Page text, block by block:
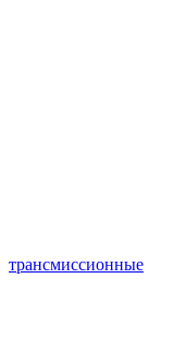
трансмиссионные